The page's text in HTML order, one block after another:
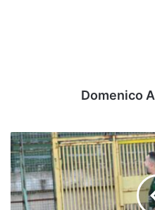
Domenico
Serie
B,
verso
Spezia-
Avellino: